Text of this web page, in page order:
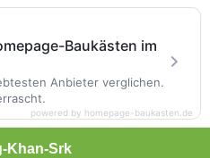
Khan-Srk
Baukästen im
Anbieter verglichen.
powered by homepage-baukasten.de